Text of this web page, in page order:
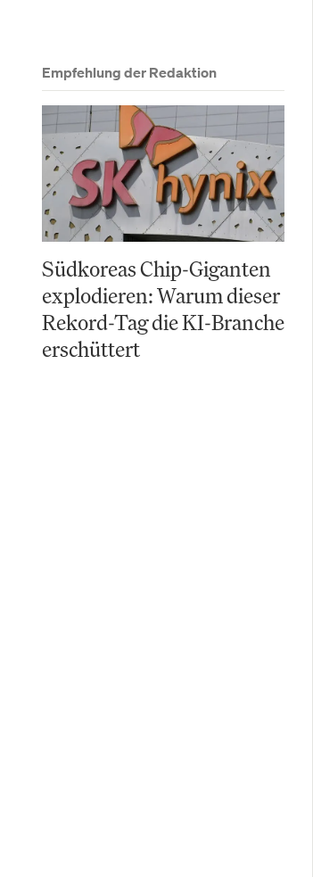
Empfehlung der Redaktion
Südkoreas Chip-Giganten
explodieren: Warum dieser
Rekord-Tag die KI-Branche
erschüttert